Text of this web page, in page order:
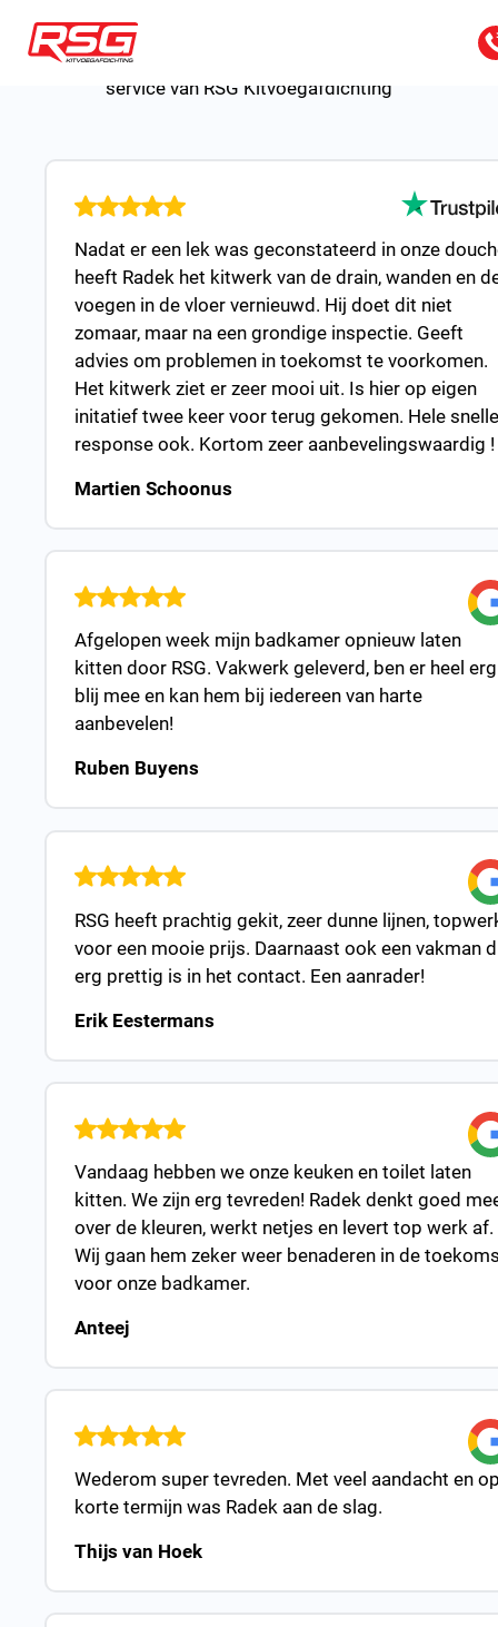
Wat zeggen anderen
Lees hier wat anderen zeggen over het kitwerk en de
service van RSG Kitvoegafdichting
Nadat er een lek was geconstateerd in onze
heeft Radek het kitwerk van de drain, wanden en
voegen in de vloer vernieuwd. Hij doet dit niet
zomaar, maar na een grondige inspectie. Geeft
advies om problemen in toekomst te voorkomen.
Het kitwerk ziet er zeer mooi uit. Is hier op eigen
initatief twee keer voor terug gekomen. Hele snelle
response ook. Kortom zeer aanbevelingswaardig !
Martien Schoonus
Afgelopen week mijn badkamer opnieuw laten
kitten door RSG. Vakwerk geleverd, ben er heel erg
blij mee en kan hem bij iedereen van harte
aanbevelen!
Ruben Buyens
RSG heeft prachtig gekit, zeer dunne lijnen,
voor een mooie prijs. Daarnaast ook een vakman
erg prettig is in het contact. Een aanrader!
Erik Eestermans
Vandaag hebben we onze keuken en toilet laten
kitten. We zijn erg tevreden! Radek denkt goed
over de kleuren, werkt netjes en levert top werk af.
Wij gaan hem zeker weer benaderen in de
voor onze badkamer.
Anteej
Wederom super tevreden. Met veel aandacht en
korte termijn was Radek aan de slag.
Thijs van Hoek